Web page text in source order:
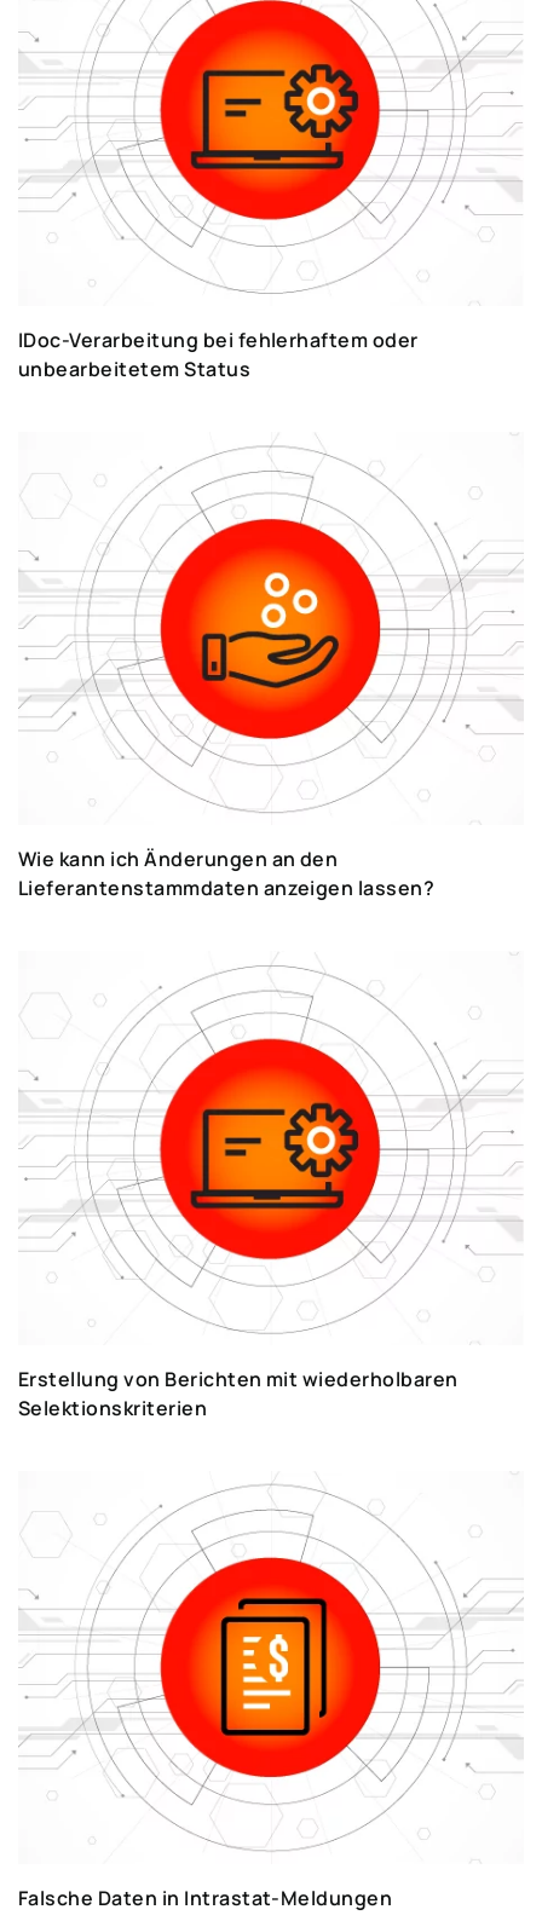
nehmen, die gerne ihre Erfahrungen mit Ihnen
teilen. Mit ihrer Unterstützung und klaren
Anweisungen wird das System keine Rätsel
mehr für Sie bereithalten.
SAP – SCHRITT-FÜR-SCHRITT-
ANLEITUNG ZUM SELBSTLERNEN
Team die Tür zu einer größtmöglichen
Sie die Antworten auf Ihre Fragen und lesen Sie
die Tipps, die Ihnen bei der Lösung Ihrer
Probleme helfen werden. Mit einfachen Schritt-
für-Schritt-Anleitungen wird der Einstieg in Ihr
SAP-Erlebnis keine Herausforderung mehr für
Sie darstellen. Nutzen Sie sie, um das System
mit Leichtigkeit bedienen zu können. Das SAP-
Glossar wird Ihnen dabei sicher helfen.
Beginnen Sie schon jetzt mit der Nutzung!
IDoc-Verarbeitung bei fehlerhaftem oder
unbearbeitetem Status
Wie kann ich Änderungen an den
Lieferantenstammdaten anzeigen lassen?
Erstellung von Berichten mit wiederholbaren
Selektionskriterien
Falsche Daten in Intrastat-Meldungen